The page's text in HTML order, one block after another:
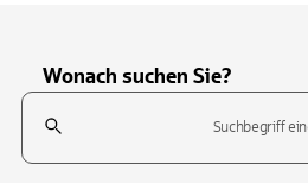
Wonach suchen Sie?
Suchfeld